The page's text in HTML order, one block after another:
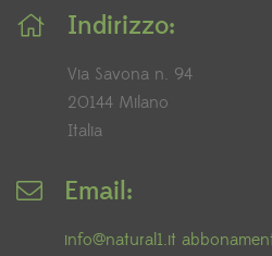
Indirizzo:
Via Savona n. 94
20144 Milano
Italia
Email:
info@natural1.it